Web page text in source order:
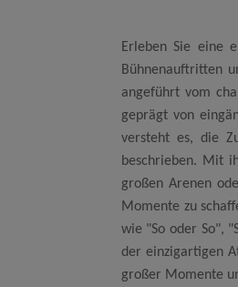
Erleben Sie eine
Bühnenauftritten
angeführt vom
geprägt von
versteht es, die
beschrieben. Mit
großen Arenen
Momente zu
wie "So oder So",
der einzigartigen
großer Momente